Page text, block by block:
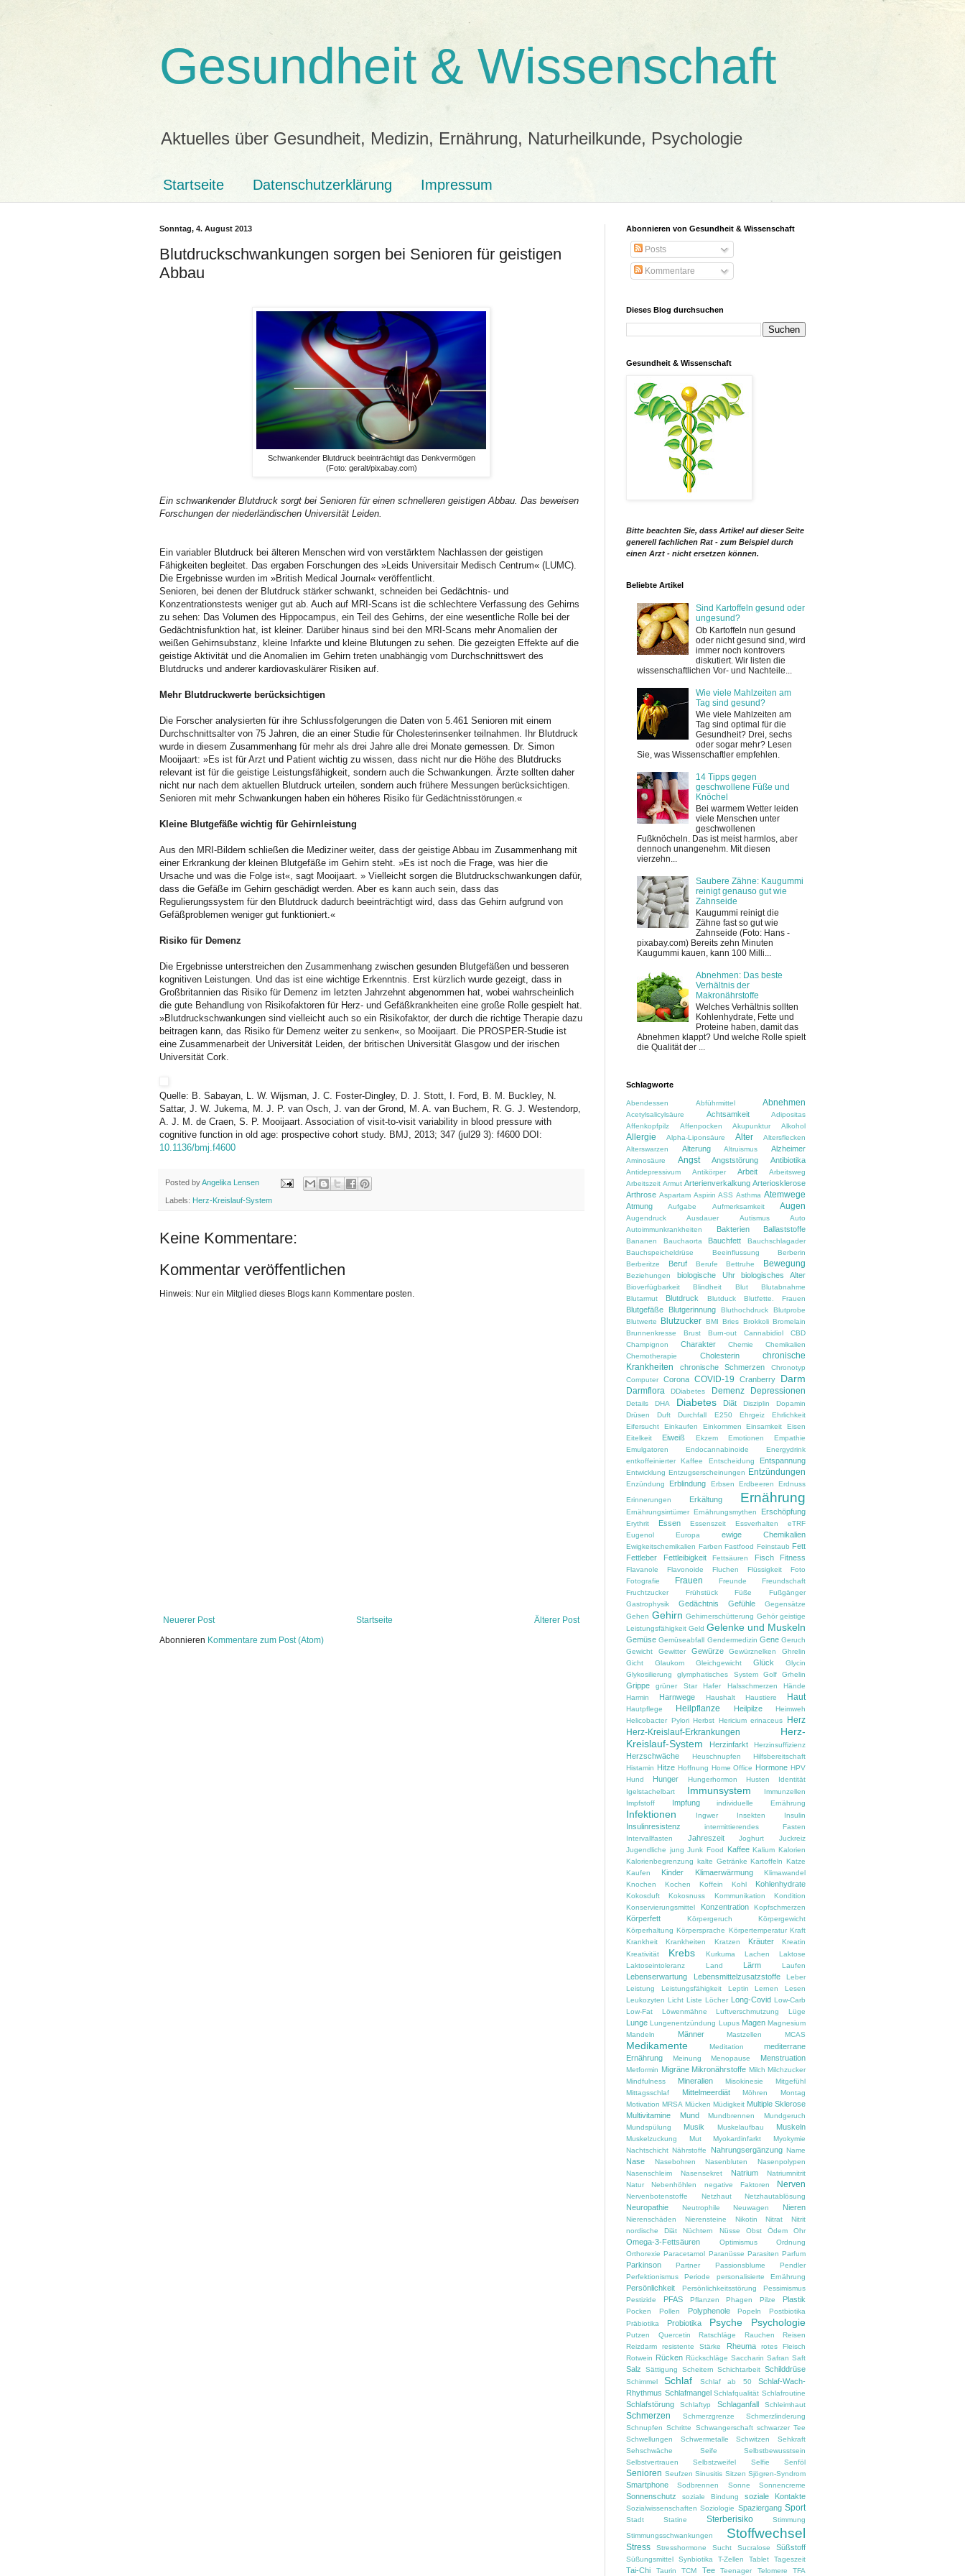
Gesundheit & Wissenschaft
Aktuelles über Gesundheit, Medizin, Ernährung, Naturheilkunde, Psychologie
Startseite Datenschutzerklärung Impressum
Sonntag, 4. August 2013
Blutdruckschwankungen sorgen bei Senioren für geistigen
Abbau
Schwankender Blutdruck beeinträchtigt das Denkvermögen
(Foto: geralt/pixabay.com)
Ein schwankender Blutdruck sorgt bei Senioren für einen schnelleren geistigen Abbau. Das beweisen
Forschungen der niederländischen Universität Leiden.
Ein variabler Blutdruck bei älteren Menschen wird von verstärktem Nachlassen der geistigen
Fähigkeiten begleitet. Das ergaben Forschungen des »Leids Universitair Medisch Centrum« (LUMC).
Die Ergebnisse wurden im »British Medical Journal« veröffentlicht.
Senioren, bei denen der Blutdruck stärker schwankt, schneiden bei Gedächtnis- und
Konzentrationstests weniger gut ab. Auch auf MRI-Scans ist die schlechtere Verfassung des Gehirns
zu sehen: Das Volumen des Hippocampus, ein Teil des Gehirns, der eine wesentliche Rolle bei der
Gedächtnisfunktion hat, ist kleiner. Darüber hinaus sind bei den MRI-Scans mehr Anomalien der
weißen Gehirnsubstanz, kleine Infarkte und kleine Blutungen zu sehen. Die gezeigten Effekte auf die
geistige Aktivität und die Anomalien im Gehirn treten unabhängig vom Durchschnittswert des
Blutdrucks und anderer kardiovaskulärer Risiken auf.
Mehr Blutdruckwerte berücksichtigen
Die Forscher analysierten für ihre Schlussfolgerungen die Daten von 5.461 Senioren mit einem
Durchschnittsalter von 75 Jahren, die an einer Studie für Cholesterinsenker teilnahmen. Ihr Blutdruck
wurde in diesem Zusammenhang für mehr als drei Jahre alle drei Monate gemessen. Dr. Simon
Mooijaart: »Es ist für Arzt und Patient wichtig zu wissen, dass nicht nur die Höhe des Blutdrucks
relevant ist für die geistige Leistungsfähigkeit, sondern auch die Schwankungen. Ärzte sollten daher
nicht nur nach dem aktuellen Blutdruck urteilen, sondern auch frühere Messungen berücksichtigen.
Senioren mit mehr Schwankungen haben ein höheres Risiko für Gedächtnisstörungen.«
Kleine Blutgefäße wichtig für Gehirnleistung
Aus den MRI-Bildern schließen die Mediziner weiter, dass der geistige Abbau im Zusammenhang mit
einer Erkrankung der kleinen Blutgefäße im Gehirn steht. »Es ist noch die Frage, was hier die
Ursache und was die Folge ist«, sagt Mooijaart. » Vielleicht sorgen die Blutdruckschwankungen dafür,
dass die Gefäße im Gehirn geschädigt werden. Aber es kann auch sein, dass das
Regulierungssystem für den Blutdruck dadurch beeinträchtigt wird, dass das Gehirn aufgrund von
Gefäßproblemen weniger gut funktioniert.«
Risiko für Demenz
Die Ergebnisse unterstreichen den Zusammenhang zwischen gesunden Blutgefäßen und besseren
kognitiven Leistungen. Und das ist eine wichtige Erkenntnis. Erst kürzlich wurde gezeigt, dass in
Großbritannien das Risiko für Demenz im letzten Jahrzehnt abgenommen hat, wobei wahrscheinlich
die gute Behandlung von Risikofaktoren für Herz- und Gefäßkrankheiten eine große Rolle gespielt hat.
»Blutdruckschwankungen sind vielleicht auch so ein Risikofaktor, der durch die richtige Therapie dazu
beitragen kann, das Risiko für Demenz weiter zu senken«, so Mooijaart. Die PROSPER-Studie ist
eine Zusammenarbeit der Universität Leiden, der britischen Universität Glasgow und der irischen
Universität Cork.
Quelle: B. Sabayan, L. W. Wijsman, J. C. Foster-Dingley, D. J. Stott, I. Ford, B. M. Buckley, N.
Sattar, J. W. Jukema, M. J. P. van Osch, J. van der Grond, M. A. van Buchem, R. G. J. Westendorp,
A. J. M. de Craen, S. P. Mooijaart. Association of visit-to-visit variability in blood pressure with
cognitive function in old age: prospective cohort study. BMJ, 2013; 347 (jul29 3): f4600 DOI:
10.1136/bmj.f4600
Posted byAngelika Lensen
Labels: Herz-Kreislauf-System
Keine Kommentare:
Kommentar veröffentlichen
Hinweis: Nur ein Mitglied dieses Blogs kann Kommentare posten.
Neuerer Post Älterer Post
Startseite
Abonnieren Kommentare zum Post (Atom)
Abonnieren von Gesundheit & Wissenschaft
Posts
Kommentare
Dieses Blog durchsuchen
Gesundheit & Wissenschaft
Bitte beachten Sie, dass Artikel auf dieser Seite
generell fachlichen Rat - zum Beispiel durch
einen Arzt - nicht ersetzen können.
Beliebte Artikel
Sind Kartoffeln gesund oder
ungesund?
Ob Kartoffeln nun gesund
oder nicht gesund sind, wird
immer noch kontrovers
diskutiert. Wir listen die
wissenschaftlichen Vor- und Nachteile...
Wie viele Mahlzeiten am
Tag sind gesund?
Wie viele Mahlzeiten am
Tag sind optimal für die
Gesundheit? Drei, sechs
oder sogar mehr? Lesen
Sie, was Wissenschaftler empfehlen.
14 Tipps gegen
geschwollene Füße und
Knöchel
Bei warmem Wetter leiden
viele Menschen unter
geschwollenen
Fußknöcheln. Das ist meist harmlos, aber
dennoch unangenehm. Mit diesen
vierzehn...
Saubere Zähne: Kaugummi
reinigt genauso gut wie
Zahnseide
Kaugummi reinigt die
Zähne fast so gut wie
Zahnseide (Foto: Hans -
pixabay.com) Bereits zehn Minuten
Kaugummi kauen, kann 100 Milli...
Abnehmen: Das beste
Verhältnis der
Makronährstoffe
Welches Verhältnis sollten
Kohlenhydrate, Fette und
Proteine haben, damit das
Abnehmen klappt? Und welche Rolle spielt
die Qualität der ...
Schlagworte
Abendessen Abführmittel Abnehmen
Acetylsalicylsäure Achtsamkeit
Adipositas
Affenkopfpilz
Affenpocken Akupunktur Alkohol
Allergie Alpha-Liponsäure Alter
Altersflecken
Alterswarzen
Alterung Altruismus Alzheimer
Aminosäure Angst Angststörung Antibiotika
Antidepressivum Antikörper Arbeit
Arbeitsweg
Arbeitszeit Armut Arterienverkalkung Arteriosklerose
Arthrose Aspartam Aspirin ASS Asthma Atemwege
Atmung Aufgabe Aufmerksamkeit Augen
Augendruck Ausdauer Autismus
Auto
Autoimmunkrankheiten
Bakterien Ballaststoffe
Bananen Bauchaorta Bauchfett
Bauchschlagader
Bauchspeicheldrüse
Beeinflussung
Berberin
Berberitze
Beruf Berufe Bettruhe Bewegung
Beziehungen biologische Uhr biologisches Alter
Bioverfügbarkeit Blindheit Blut
Blutabnahme
Blutarmut
Blutdruck Blutduck Blutfette. Frauen
Blutgefäße Blutgerinnung Bluthochdruck
Blutprobe
Blutwerte
Blutzucker BMI Bries Brokkoli Bromelain
Brunnenkresse
Brust Burn-out Cannabidiol
CBD
Champignon
Charakter Chemie
Chemikalien
Chemotherapie
Cholesterin
chronische
Krankheiten
chronische Schmerzen
Chronotyp
Computer
Corona COVID-19 Cranberry Darm
Darmflora DDiabetes Demenz Depressionen
Details DHA Diabetes Diät Disziplin
Dopamin
Drüsen
Duft Durchfall E250 Ehrgeiz
Ehrlichkeit
Eifersucht
Einkaufen Einkommen Einsamkeit
Eisen
Eitelkeit
Eiweiß Ekzem Emotionen
Empathie
Emulgatoren
Endocannabinoide
Energydrink
entkoffeinierter Kaffee
Entscheidung Entspannung
Entwicklung Entzugserscheinungen Entzündungen
Enzündung Erblindung Erbsen Erdbeeren
Erdnuss
Erinnerungen
Erkältung Ernährung
Ernährungsirrtümer Ernährungsmythen Erschöpfung
Erythrit Essen Essenszeit Essverhalten
eTRF
Eugenol
Europa ewige Chemikalien
Ewigkeitschemikalien Farben Fastfood Feinstaub Fett
Fettleber
Fettleibigkeit Fettsäuren Fisch Fitness
Flavanole Flavonoide Fluchen Flüssigkeit
Foto
Fotografie
Frauen Freunde
Freundschaft
Fruchtzucker
Frühstück Füße
Fußgänger
Gastrophysik
Gedächtnis Gefühle
Gegensätze
Gehen Gehirn Gehirnerschütterung Gehör geistige
Leistungsfähigkeit Geld Gelenke und Muskeln
Gemüse Gemüseabfall Gendermedizin Gene Geruch
Gewicht
Gewitter Gewürze Gewürznelken
Ghrelin
Gicht
Glaukom Gleichgewicht Glück
Glycin
Glykosilierung
glymphatisches System Golf Grhelin
Grippe grüner Star Hafer Halsschmerzen
Hände
Harmin
Harnwege Haushalt Haustiere Haut
Hautpflege Heilpflanze Heilpilze
Heimweh
Helicobacter Pylori Herbst Hericium erinaceus
Herz
Herz-Kreislauf-Erkrankungen
Herz-
Kreislauf-System
Herzinfarkt Herzinsuffizienz
Herzschwäche Heuschnupfen
Hilfsbereitschaft
Histamin Hitze Hoffnung Home Office Hormone HPV
Hund
Hunger Hungerhormon Husten
Identität
Igelstachelbart
Immunsystem
Immunzellen
Impfstoff
Impfung individuelle Ernährung
Infektionen Ingwer Insekten Insulin
Insulinresistenz
intermittierendes Fasten
Intervallfasten
Jahreszeit Joghurt
Juckreiz
Jugendliche jung Junk Food Kaffee Kalium Kalorien
Kalorienbegrenzung kalte Getränke Kartoffeln Katze
Kaufen
Kinder Klimaerwärmung
Klimawandel
Knochen
Kochen Koffein Kohl Kohlenhydrate
Kokosduft Kokosnuss Kommunikation
Kondition
Konservierungsmittel
Konzentration Kopfschmerzen
Körperfett Körpergeruch
Körpergewicht
Körperhaltung Körpersprache Körpertemperatur Kraft
Krankheit
Krankheiten Kratzen Kräuter
Kreatin
Kreativität
Krebs Kurkuma Lachen
Laktose
Laktoseintoleranz
Land Lärm Laufen
Lebenserwartung Lebensmittelzusatzstoffe
Leber
Leistung
Leistungsfähigkeit Leptin Lernen
Lesen
Leukozyten Licht Liste Löcher Long-Covid Low-Carb
Low-Fat
Löwenmähne Luftverschmutzung Lüge
Lunge Lungenentzündung Lupus Magen Magnesium
Mandeln
Männer Mastzellen MCAS
Medikamente Meditation
mediterrane
Ernährung
Meinung Menopause Menstruation
Metformin Migräne Mikronährstoffe Milch Milchzucker
Mindfulness
Mineralien Misokinesie
Mitgefühl
Mittagsschlaf
Mittelmeerdiät Möhren
Montag
Motivation MRSA Mücken Müdigkeit Multiple Sklerose
Multivitamine
Mund Mundbrennen
Mundgeruch
Mundspülung
Musik Muskelaufbau Muskeln
Muskelzuckung Mut Myokardinfarkt
Myokymie
Nachtschicht Nährstoffe Nahrungsergänzung Name
Nase Nasebohren Nasenbluten
Nasenpolypen
Nasenschleim
Nasensekret Natrium
Natriumnitrit
Natur
Nebenhöhlen negative Faktoren Nerven
Nervenbotenstoffe Netzhaut Netzhautablösung
Neuropathie Neutrophile Neuwagen Nieren
Nierenschäden Nierensteine Nikotin Nitrat
Nitrit
nordische Diät
Nüchtern Nüsse Obst Ödem Ohr
Omega-3-Fettsäuren Optimismus
Ordnung
Orthorexie Paracetamol Paranüsse Parasiten Parfum
Parkinson Partner Passionsblume
Pendler
Perfektionismus
Periode personalisierte Ernährung
Persönlichkeit Persönlichkeitsstörung
Pessimismus
Pestizide
PFAS Pflanzen Phagen Pilze Plastik
Pocken Pollen Polyphenole Popeln
Postbiotika
Präbiotika
Probiotika Psyche Psychologie
Putzen Quercetin Ratschläge Rauchen
Reisen
Reizdarm
resistente Stärke Rheuma
rotes Fleisch
Rotwein Rücken Rückschläge Saccharin Safran Saft
Salz Sättigung Scheitern Schichtarbeit Schilddrüse
Schimmel Schlaf Schlaf ab 50
Schlaf-Wach-
Rhythmus Schlafmangel Schlafqualität Schlafroutine
Schlafstörung Schlaftyp Schlaganfall Schleimhaut
Schmerzen Schmerzgrenze
Schmerzlinderung
Schnupfen Schritte Schwangerschaft schwarzer Tee
Schwellungen
Schwermetalle Schwitzen
Sehkraft
Sehschwäche
Seife
Selbstbewusstsein
Selbstvertrauen
Selbstzweifel Selfie Senföl
Senioren Seufzen Sinusitis Sitzen Sjögren-Syndrom
Smartphone Sodbrennen Sonne Sonnencreme
Sonnenschutz soziale Bindung soziale Kontakte
Sozialwissenschaften Soziologie Spaziergang Sport
Stadt Statine Sterberisiko
Stimmung
Stimmungsschwankungen
Stoffwechsel
Stress Stresshormone Sucht Sucralose Süßstoff
Süßungsmittel Synbiotika T-Zellen Tablet Tageszeit
Tai-Chi Taurin TCM Tee Teenager Telomere TFA